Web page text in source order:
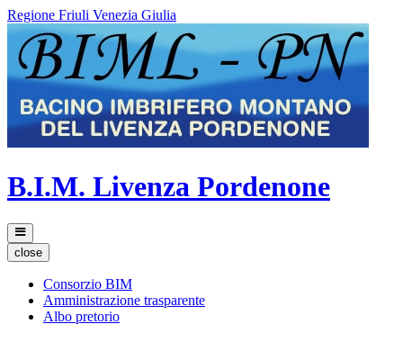
Regione Friuli Venezia Giulia
B.I.M. Livenza Pordenone
close
Consorzio BIM
Amministrazione trasparente
Albo pretorio